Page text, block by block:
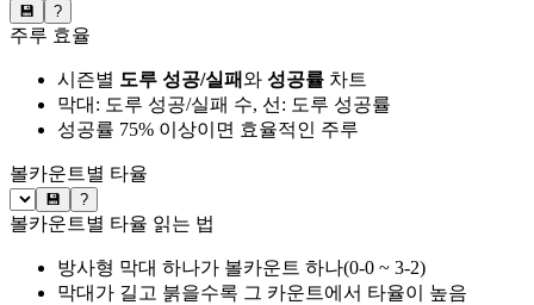
💾 ?
주루 효율
시즌별 도루 성공/실패와 성공률 차트
막대: 도루 성공/실패 수, 선: 도루 성공률
성공률 75% 이상이면 효율적인 주루
볼카운트별 타율
💾 ?
볼카운트별 타율 읽는 법
방사형 막대 하나가 볼카운트 하나(0-0 ~ 3-2)
막대가 길고 붉을수록 그 카운트에서 타율이 높음